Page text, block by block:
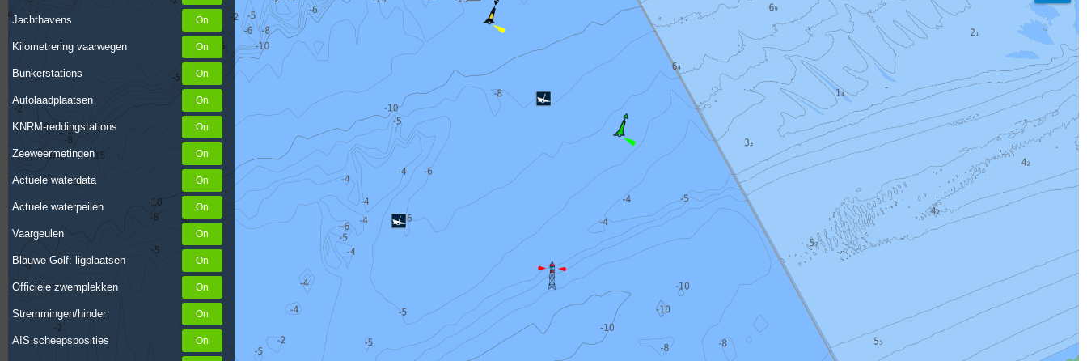
Jachthavens
Kilometrering vaarwegen
Bunkerstations
Autolaadplaatsen
KNRM-reddingstations
Zeeweermetingen
Actuele waterdata
Actuele waterpeilen
Vaargeulen
Blauwe Golf: ligplaatsen
Officiele zwemplekken
Stremmingen/hinder
AIS scheepsposities